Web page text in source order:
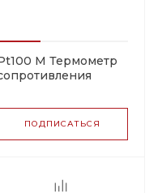
M Термометр
ПОДПИСАТЬСЯ